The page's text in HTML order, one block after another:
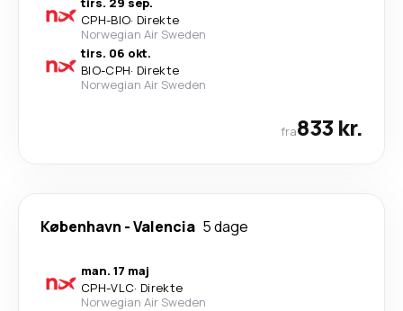
CPH-BIO· Direkte
Norwegian Air Sweden
tirs. 06 okt.
BIO-CPH· Direkte
Norwegian Air Sweden
fra833 kr.
København -Valencia 5 dage
man. 17 maj
CPH-VLC· Direkte
Norwegian Air Sweden